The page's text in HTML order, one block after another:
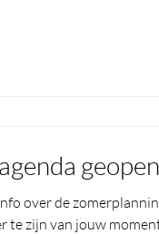
over de
te zijn van jouw